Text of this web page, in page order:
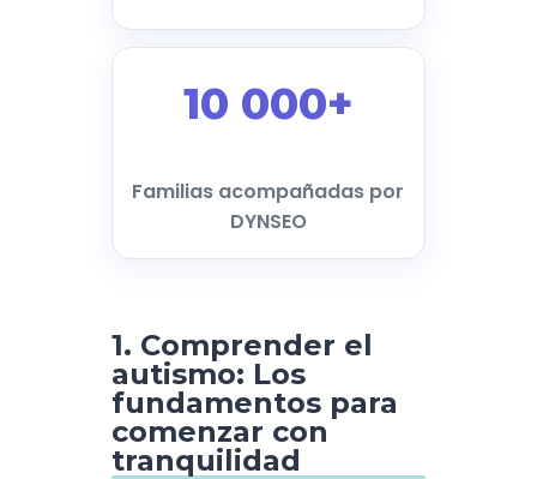
10 000+
Familias acompañadas por
DYNSEO
1. Comprender el
autismo: Los
fundamentos para
comenzar con
tranquilidad